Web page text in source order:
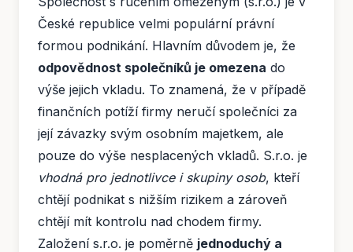
České republice velmi populární právní
formou podnikání. Hlavním důvodem je, že
odpovědnost společníků je omezena do
výše jejich vkladu. To znamená, že v případě
finančních potíží firmy neručí společníci za
její závazky svým osobním majetkem, ale
pouze do výše nesplacených vkladů. S.r.o. je
vhodná pro jednotlivce i skupiny osob, kteří
chtějí podnikat s nižším rizikem a zároveň
chtějí mít kontrolu nad chodem firmy.
Založení s.r.o. je poměrně jednoduchý a